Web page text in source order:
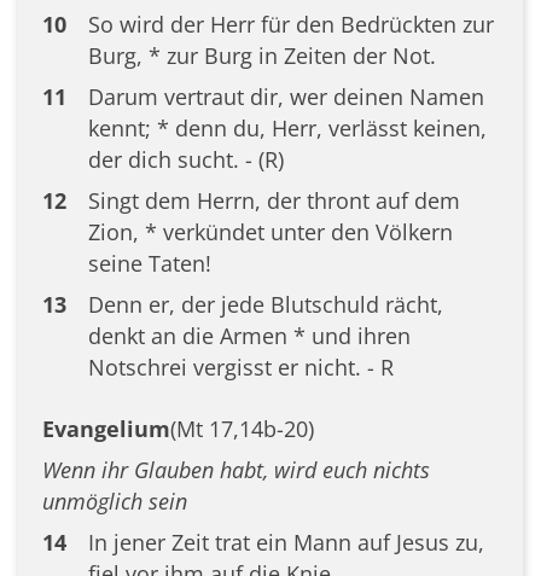
10
So wird der Herr für den Bedrückten zur
Burg, * zur Burg in Zeiten der Not.
11
Darum vertraut dir, wer deinen Namen
kennt; * denn du, Herr, verlässt keinen,
der dich sucht. - (R)
12
Singt dem Herrn, der thront auf dem
Zion, * verkündet unter den Völkern
seine Taten!
13
Denn er, der jede Blutschuld rächt,
denkt an die Armen * und ihren
Notschrei vergisst er nicht. - R
Evangelium(Mt 17,14b-20)
Wenn ihr Glauben habt, wird euch nichts
unmöglich sein
14
In jener Zeit trat ein Mann auf Jesus zu,